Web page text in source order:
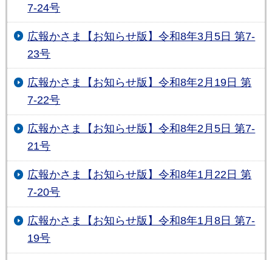
7-24号
広報かさま【お知らせ版】令和8年3月5日 第7-
23号
広報かさま【お知らせ版】令和8年2月19日 第
7-22号
広報かさま【お知らせ版】令和8年2月5日 第7-
21号
広報かさま【お知らせ版】令和8年1月22日 第
7-20号
広報かさま【お知らせ版】令和8年1月8日 第7-
19号